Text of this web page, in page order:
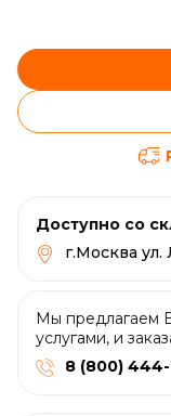
Доступно со
г.Москва
Мы предлагаем
услугами, и
8 (800) 444-